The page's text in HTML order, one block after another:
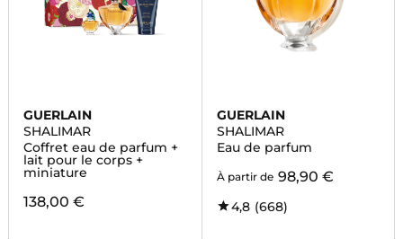
GUERLAIN
SHALIMAR
Coffret eau de parfum +
lait pour le corps +
miniature
138,00 €
GUERLAIN
SHALIMAR
Eau de parfum
À partir de 98,90 €
4,8 (668)